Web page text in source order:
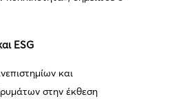
ESG
και
στην έκθεση